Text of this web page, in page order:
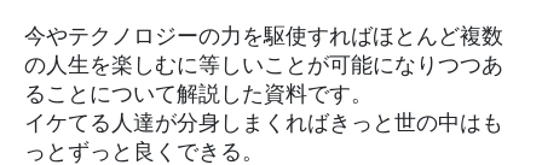
今やテクノロジーの力を駆使すればほとんど複数
の人生を楽しむに等しいことが可能になりつつあ
ることについて解説した資料です。
イケてる人達が分身しまくればきっと世の中はも
っとずっと良くできる。